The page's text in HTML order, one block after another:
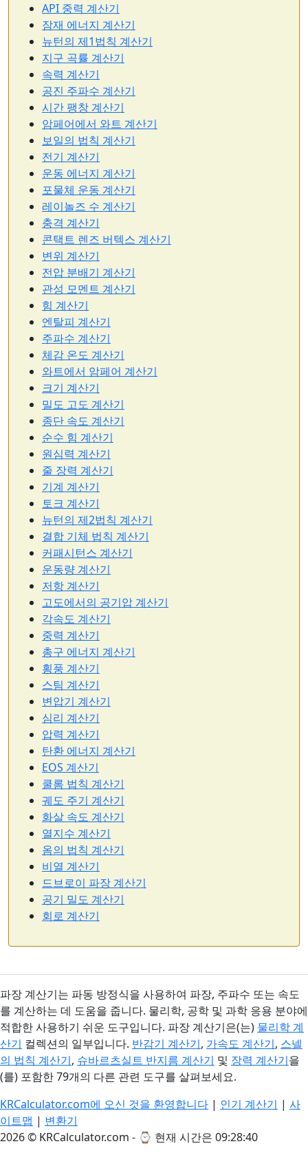
API 중력 계산기
잠재 에너지 계산기
뉴턴의 제1법칙 계산기
지구 곡률 계산기
속력 계산기
공진 주파수 계산기
시간 팽창 계산기
암페어에서 와트 계산기
보일의 법칙 계산기
전기 계산기
운동 에너지 계산기
포물체 운동 계산기
레이놀즈 수 계산기
충격 계산기
콘택트 렌즈 버텍스 계산기
변위 계산기
전압 분배기 계산기
관성 모멘트 계산기
힘 계산기
엔탈피 계산기
주파수 계산기
체감 온도 계산기
와트에서 암페어 계산기
크기 계산기
밀도 고도 계산기
종단 속도 계산기
순수 힘 계산기
원심력 계산기
줄 장력 계산기
기계 계산기
토크 계산기
뉴턴의 제2법칙 계산기
결합 기체 법칙 계산기
커패시턴스 계산기
운동량 계산기
저항 계산기
고도에서의 공기압 계산기
각속도 계산기
중력 계산기
총구 에너지 계산기
횡풍 계산기
스팀 계산기
변압기 계산기
심리 계산기
압력 계산기
탄환 에너지 계산기
EOS 계산기
쿨롬 법칙 계산기
궤도 주기 계산기
화살 속도 계산기
열지수 계산기
옴의 법칙 계산기
비열 계산기
드브로이 파장 계산기
공기 밀도 계산기
회로 계산기
파장 계산기는 파동 방정식을 사용하여 파장, 주파수 또는 속도
를 계산하는 데 도움을 줍니다. 물리학, 공학 및 과학 응용 분야에
적합한 사용하기 쉬운 도구입니다. 파장 계산기은(는) 물리학 계
산기 컬렉션의 일부입니다. 반감기 계산기, 가속도 계산기, 스넬
의 법칙 계산기, 슈바르츠실트 반지름 계산기 및 장력 계산기을
(를) 포함한 79개의 다른 관련 도구를 살펴보세요.
KRCalculator.com에 오신 것을 환영합니다 | 인기 계산기 | 사
이트맵 | 변환기
2026 © KRCalculator.com - ⌚ 현재 시간은 09:28:41